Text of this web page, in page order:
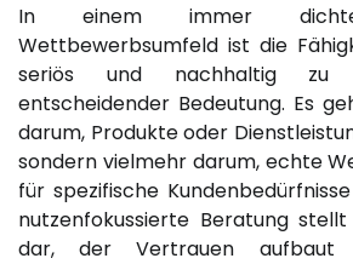
In einem immer
Wettbewerbsumfeld ist die
seriös und nachhaltig zu
entscheidender Bedeutung. Es
darum, Produkte oder
sondern vielmehr darum, echte
für spezifische
nutzenfokussierte Beratung
dar, der Vertrauen aufbaut